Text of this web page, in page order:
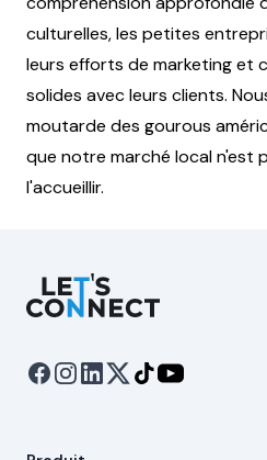
culturelles, les petites
leurs efforts de marketing et
solides avec leurs clients.
moutarde des gourous
que notre marché local n'est
l'accueillir.
Let's Connect